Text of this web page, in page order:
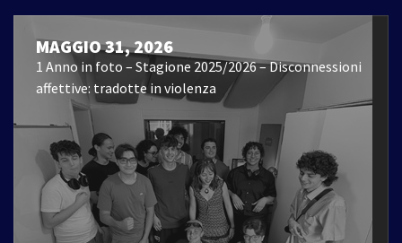
MAGGIO 31, 2026
1 Anno in foto – Stagione 2025/2026 – Disconnessioni
affettive: tradotte in violenza